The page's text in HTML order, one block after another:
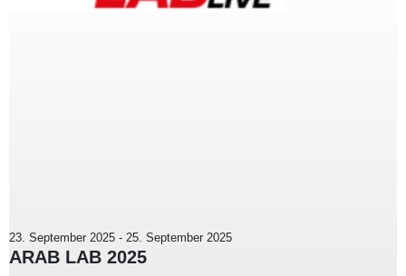
23. September 2025 - 25. September 2025
ARAB LAB 2025